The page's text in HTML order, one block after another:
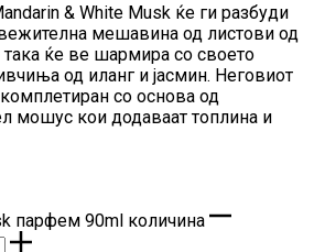
& White Musk ќе ги разбуди
мешавина од листови од
така ќе ве шармира со своето
од иланг и јасмин. Неговиот
со основа од
мошус кои додаваат топлина и
парфем 90ml количина